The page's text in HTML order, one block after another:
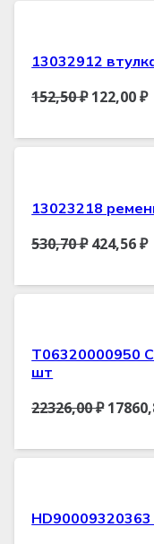
13032912
152,50₽ 122,00₽
13023218
530,70₽ 424,56₽
T06320000950
шт
22326,00₽